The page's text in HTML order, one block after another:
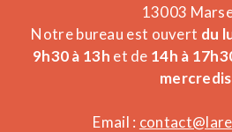
13003
Notre bureau est ouvert du
9h30 à 13h et de 14h à
mercredis
Email :